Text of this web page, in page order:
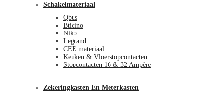
Schakelmateriaal
Qbus
Bticino
Niko
Legrand
CEE materiaal
Keuken & Vloerstopcontacten
Stopcontacten 16 & 32 Ampère
Zekeringkasten En Meterkasten